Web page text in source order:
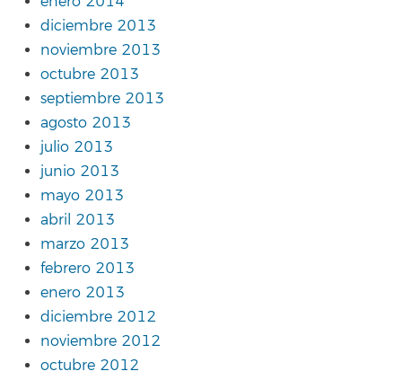
diciembre 2013
noviembre 2013
octubre 2013
septiembre 2013
agosto 2013
julio 2013
junio 2013
mayo 2013
abril 2013
marzo 2013
febrero 2013
enero 2013
diciembre 2012
noviembre 2012
octubre 2012